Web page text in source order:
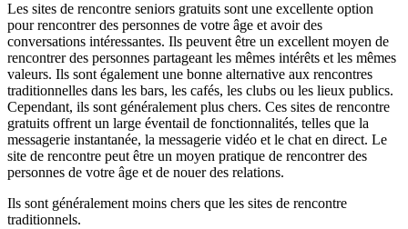
Les sites de rencontre seniors gratuits sont une excellente option
pour rencontrer des personnes de votre âge et avoir des
conversations intéressantes. Ils peuvent être un excellent moyen de
rencontrer des personnes partageant les mêmes intérêts et les mêmes
valeurs. Ils sont également une bonne alternative aux rencontres
traditionnelles dans les bars, les cafés, les clubs ou les lieux publics.
Cependant, ils sont généralement plus chers. Ces sites de rencontre
gratuits offrent un large éventail de fonctionnalités, telles que la
messagerie instantanée, la messagerie vidéo et le chat en direct. Le
site de rencontre peut être un moyen pratique de rencontrer des
personnes de votre âge et de nouer des relations.
Ils sont généralement moins chers que les sites de rencontre
traditionnels.